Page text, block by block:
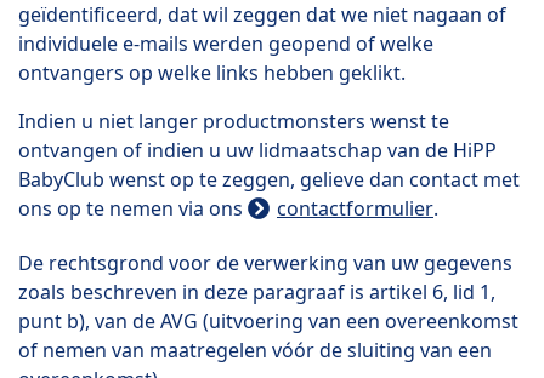
geïdentificeerd, dat wil zeggen dat we niet nagaan of
individuele e-mails werden geopend of welke
ontvangers op welke links hebben geklikt.
Indien u niet langer productmonsters wenst te
ontvangen of indien u uw lidmaatschap van de HiPP
BabyClub wenst op te zeggen, gelieve dan contact met
ons op te nemen via ons
contactformulier.
De rechtsgrond voor de verwerking van uw gegevens
zoals beschreven in deze paragraaf is artikel 6, lid 1,
punt b), van de AVG (uitvoering van een overeenkomst
of nemen van maatregelen vóór de sluiting van een